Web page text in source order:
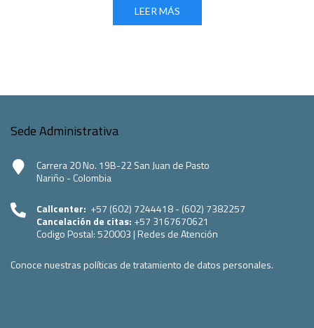
LEER MÁS
Sede Administrativa
Carrera 20 No. 19B-22 San Juan de Pasto
Nariño - Colombia
Callcenter: +57 (602) 7244418 - (602) 7382257
Cancelación de citas: +57 3167670621
Codigo Postal:520003 | Redes de Atención
Conoce nuestras políticas de tratamiento de datos personales.